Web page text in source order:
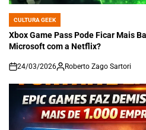
POSTED
IN
CULTURA GEEK
Xbox Game Pass Pode Ficar Mais
Microsoft com a Netflix?
on
24/03/2026 Roberto Zago Sartori